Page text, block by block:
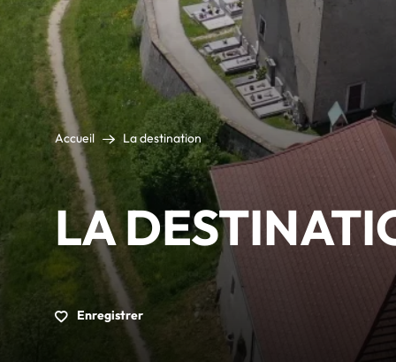
Accueil La destination
LA
Enregistrer